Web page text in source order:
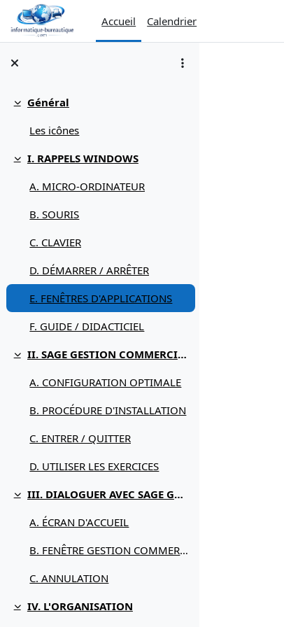
Passer au contenu principal
Accueil
Calendrier
Replier
Général
Les icônes
Replier
I. RAPPELS WINDOWS
A. MICRO-ORDINATEUR
B. SOURIS
C. CLAVIER
D. DÉMARRER / ARRÊTER
E. FENÊTRES D'APPLICATIONS
F. GUIDE / DIDACTICIEL
Replier
II. SAGE GESTION COMMERCIALE POUR QUOI FAIRE
A. CONFIGURATION OPTIMALE
B. PROCÉDURE D'INSTALLATION
C. ENTRER / QUITTER
D. UTILISER LES EXERCICES
Replier
III. DIALOGUER AVEC SAGE GESTION COMMERCIALE
A. ÉCRAN D'ACCUEIL
B. FENÊTRE GESTION COMMERCIALE
C. ANNULATION
Replier
IV. L'ORGANISATION